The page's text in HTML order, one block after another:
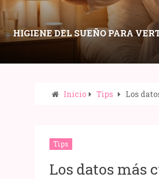
HIGIENE DEL SUEÑO PARA
HÁBITOS NOCTURNOS QUE
OJERAS Y ENERGÍA
Inicio Tips Los
Tips
Los datos más